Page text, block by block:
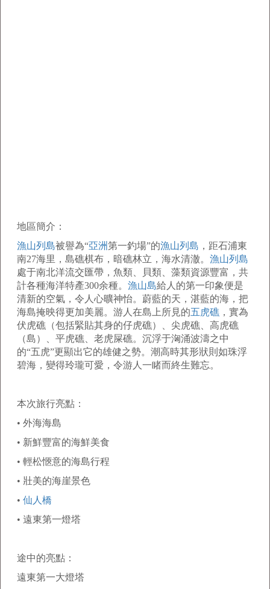
地區簡介：
漁山列島被譽為“亞洲第一釣場”的漁山列島 ，距石浦東
南27海里，島礁棋布，暗礁林立，海水清澈。 漁山列島
處于南北洋流交匯帶，魚類、貝類、藻類資源豐富，共
計各種海洋特產300余種。 漁山島給人的第一印象便是
清新的空氣，令人心曠神怡。蔚藍的天，湛藍的海，把
海島掩映得更加美麗。游人在島上所見的五虎礁 ，實為
伏虎礁（包括緊貼其身的仔虎礁）、尖虎礁、高虎礁
（島）、平虎礁、老虎屎礁。沉浮于洶涌波濤之中
的“五虎”更顯出它的雄健之勢。潮高時其形狀則如珠浮
碧海，變得玲瓏可愛，令游人一睹而終生難忘。
本次旅行亮點：
• 外海海島
• 新鮮豐富的海鮮美食
• 輕松愜意的海島行程
• 壯美的海崖景色
• 仙人橋
• 遠東第一燈塔
途中的亮點：
遠東第一大燈塔